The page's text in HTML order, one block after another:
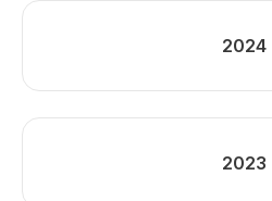
2024
2023